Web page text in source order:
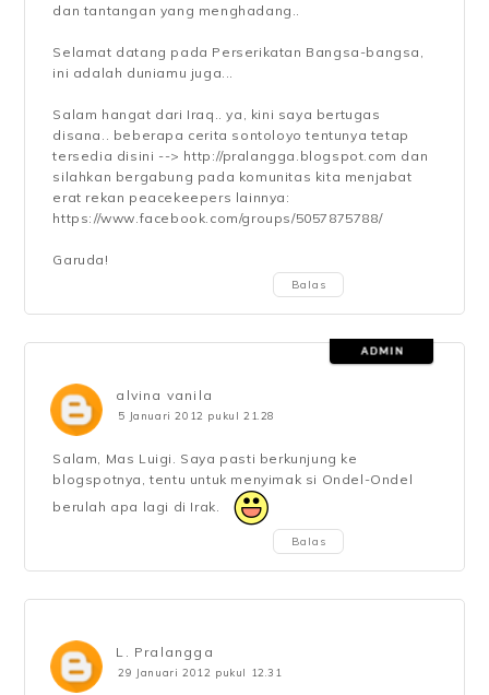
dan tantangan yang menghadang..
Selamat datang pada Perserikatan Bangsa-bangsa,
ini adalah duniamu juga...
Salam hangat dari Iraq.. ya, kini saya bertugas
disana.. beberapa cerita sontoloyo tentunya tetap
tersedia disini --> http://pralangga.blogspot.com dan
silahkan bergabung pada komunitas kita menjabat
erat rekan peacekeepers lainnya:
https://www.facebook.com/groups/5057875788/
Garuda!
Balas
alvina vanila
5 Januari 2012 pukul 21.28
Salam, Mas Luigi. Saya pasti berkunjung ke
blogspotnya, tentu untuk menyimak si Ondel-Ondel
berulah apa lagi di Irak.
Balas
L. Pralangga
29 Januari 2012 pukul 12.31